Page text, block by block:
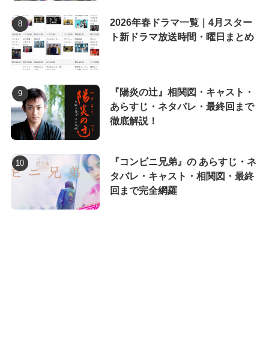
2026年春ドラマ一覧｜4月スター
ト新ドラマ放送時間・曜日まとめ
『陽炎の辻』相関図・キャスト・
あらすじ・ネタバレ・最終回まで
徹底解説！
『コンビニ兄弟』の あらすじ・ネ
タバレ・キャスト・相関図・最終
回まで完全網羅